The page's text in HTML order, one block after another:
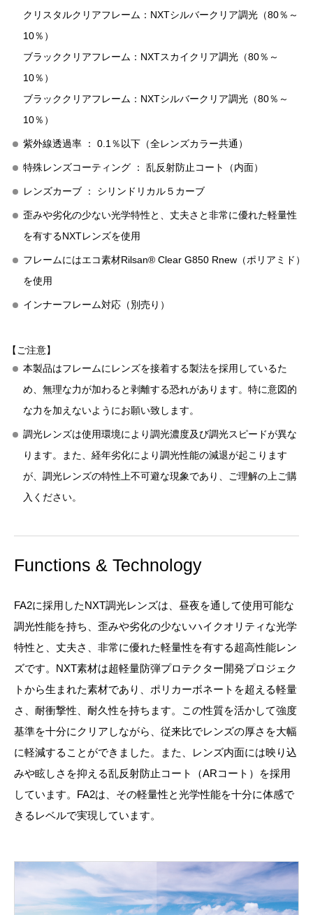
クリスタルクリアフレーム：NXTシルバークリア調光（80％～
10％）
ブラッククリアフレーム：NXTスカイクリア調光（80％～
10％）
ブラッククリアフレーム：NXTシルバークリア調光（80％～
10％）
紫外線透過率 ： 0.1％以下（全レンズカラー共通）
特殊レンズコーティング ： 乱反射防止コート（内面）
レンズカーブ ： シリンドリカル５カーブ
歪みや劣化の少ない光学特性と、丈夫さと非常に優れた軽量性
を有するNXTレンズを使用
フレームにはエコ素材Rilsan® Clear G850 Rnew（ポリアミド）
を使用
インナーフレーム対応（別売り）
【ご注意】
本製品はフレームにレンズを接着する製法を採用しているた
め、無理な力が加わると剥離する恐れがあります。特に意図的
な力を加えないようにお願い致します。
調光レンズは使用環境により調光濃度及び調光スピードが異な
ります。また、経年劣化により調光性能の減退が起こります
が、調光レンズの特性上不可避な現象であり、ご理解の上ご購
入ください。
Functions & Technology
FA2に採用したNXT調光レンズは、昼夜を通して使用可能な
調光性能を持ち、歪みや劣化の少ないハイクオリティな光学
特性と、丈夫さ、非常に優れた軽量性を有する超高性能レン
ズです。NXT素材は超軽量防弾プロテクター開発プロジェク
トから生まれた素材であり、ポリカーボネートを超える軽量
さ、耐衝撃性、耐久性を持ちます。この性質を活かして強度
基準を十分にクリアしながら、従来比でレンズの厚さを大幅
に軽減することができました。また、レンズ内面には映り込
みや眩しさを抑える乱反射防止コート（ARコート）を採用
しています。FA2は、その軽量性と光学性能を十分に体感で
きるレベルで実現しています。